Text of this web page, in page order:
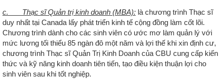
c. Thạc sĩ Quản trị kinh doanh (MBA): là chương trình Thạc sĩ
duy nhất tại Canada lấy phát triển kinh tế cộng đồng làm cốt lõi.
Chương trình dành cho các sinh viên có ước mơ làm quản lý với
mức lương tối thiểu 85 ngàn đô một năm và lợi thế khi xin định cư,
chương trình Thạc sĩ Quản Trị Kinh Doanh của CBU cung cấp kiến
thức và kỹ năng kinh doanh tiên tiến, tạo điều kiện thuận lợi cho
sinh viên sau khi tốt nghiệp.